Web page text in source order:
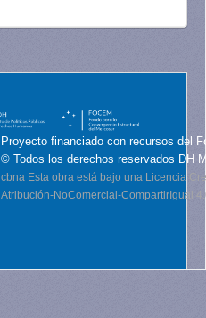
Proyecto financiado con recursos del
© Todos los derechos reservados DH
cbna Esta obra está bajo una Licencia
Atribución-NoComercial-CompartirIgual